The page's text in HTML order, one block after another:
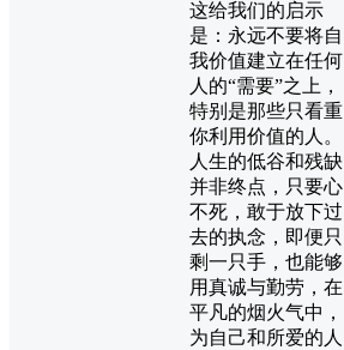
这给我们的启示
是：永远不要将自
我价值建立在任何
人的“需要”之上，
特别是那些只看重
你利用价值的人。
人生的低谷和残缺
并非终点，只要心
不死，敢于放下过
去的执念，即便只
剩一只手，也能够
用真诚与勤劳，在
平凡的烟火气中，
为自己和所爱的人